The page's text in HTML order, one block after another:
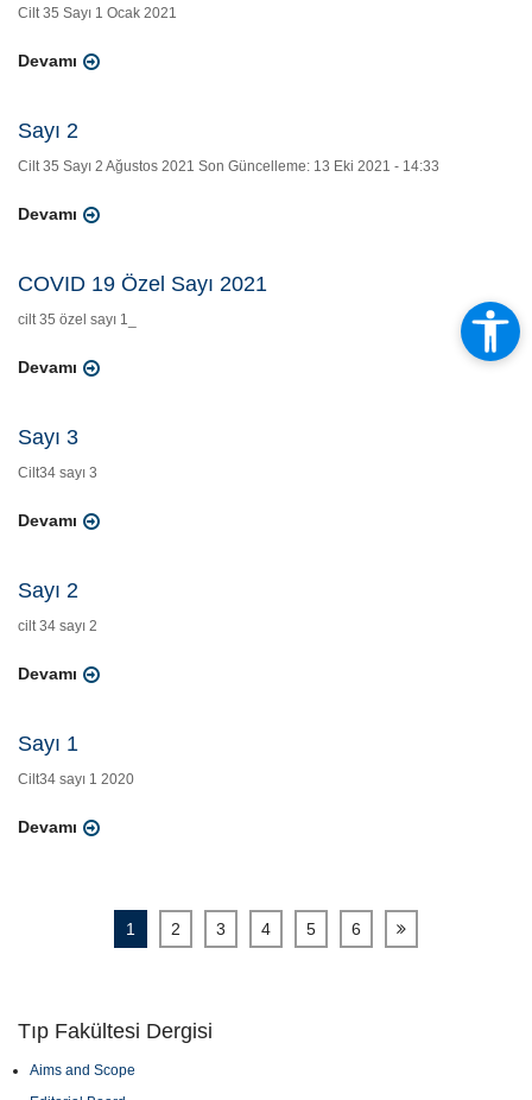
Cilt 35 Sayı 1 Ocak 2021
Devamı
Sayı 2
Cilt 35 Sayı 2 Ağustos 2021 Son Güncelleme: 13 Eki 2021 - 14:33
Devamı
COVID 19 Özel Sayı 2021
cilt 35 özel sayı 1_
Devamı
Sayı 3
Cilt34 sayı 3
Devamı
Sayı 2
cilt 34 sayı 2
Devamı
Sayı 1
Cilt34 sayı 1 2020
Devamı
1 2 3 4 5 6
Tıp Fakültesi Dergisi
Aims and Scope